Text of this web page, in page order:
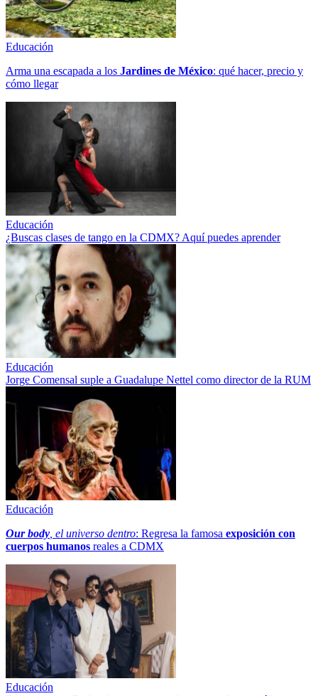
Educación
Arma una escapada a los Jardines de México: qué hacer, precio y
cómo llegar
Educación
¿Buscas clases de tango en la CDMX? Aquí puedes aprender
Educación
Jorge Comensal suple a Guadalupe Nettel como director de la RUM
Educación
Our body , el universo dentro: Regresa la famosa exposición con
cuerpos humanos reales a CDMX
Educación